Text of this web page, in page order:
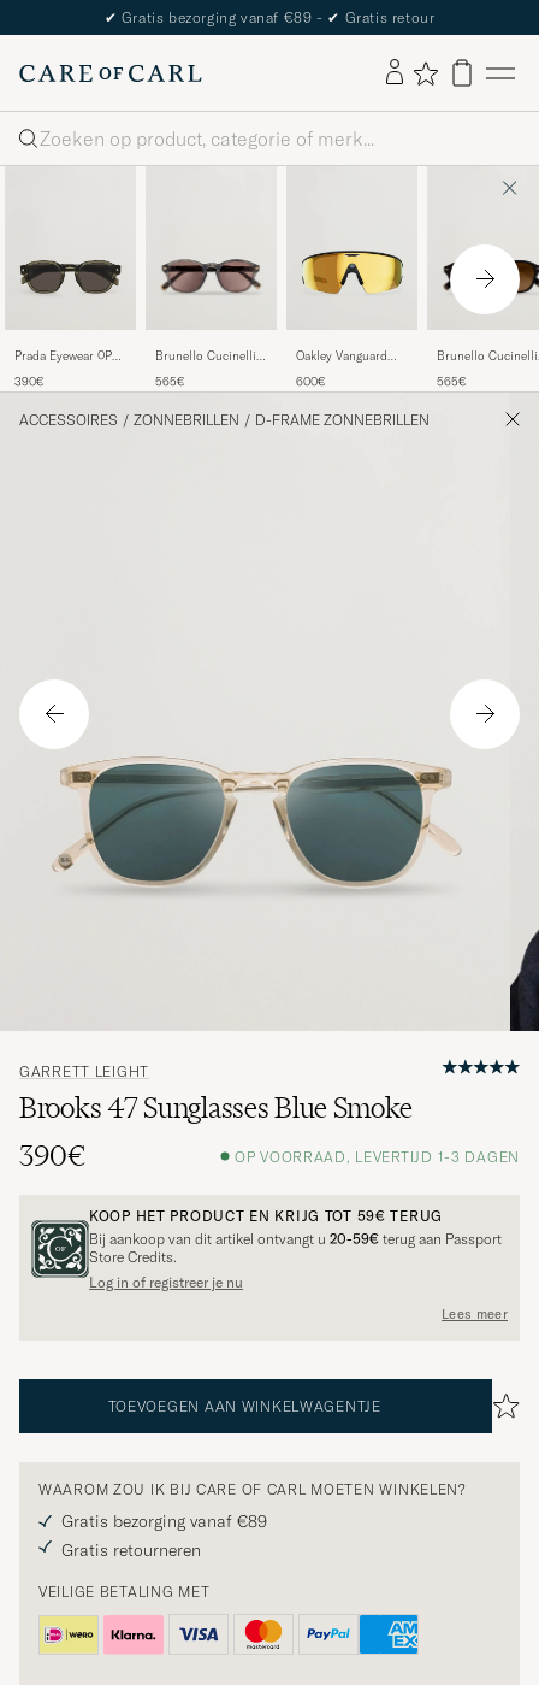
The Care of Carl Passport
Zoeken
Prada Eyewear 0PR
Transparent Terra
390€
Brunello Cucinelli
Sunglasses Grigio
565€
Oakley Vanguard
Sunglasses Gold
600€
Brunello Cucinelli
Sunglasses Nero
565€
ACCESSOIRES / ZONNEBRILLEN / D-FRAME ZONNEBRILLEN
GARRETT LEIGHT
Brooks 47 Sunglasses Blue Smoke
390€
OP VOORRAAD, LEVERTIJD 1-3 DAGEN
KOOP HET PRODUCT EN KRIJG TOT 59€ TERUG
Bij aankoop van dit artikel ontvangt u 20-59€ terug aan Passport
Store Credits.
Log in of registreer je nu
Lees meer
TOEVOEGEN AAN WINKELWAGENTJE
WAAROM ZOU IK BIJ CARE OF CARL MOETEN WINKELEN?
Gratis bezorging vanaf €89
Gratis retourneren
VEILIGE BETALING MET